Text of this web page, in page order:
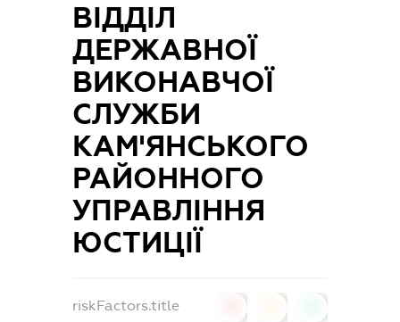
ВІДДІЛ
ДЕРЖАВНОЇ
ВИКОНАВЧОЇ
СЛУЖБИ
КАМ'ЯНСЬКОГО
РАЙОННОГО
УПРАВЛІННЯ
ЮСТИЦІЇ
riskFactors.title